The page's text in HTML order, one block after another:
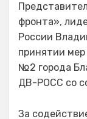
фронта»,
России
принятии мер
№2 города
ДВ-РОСС со
За